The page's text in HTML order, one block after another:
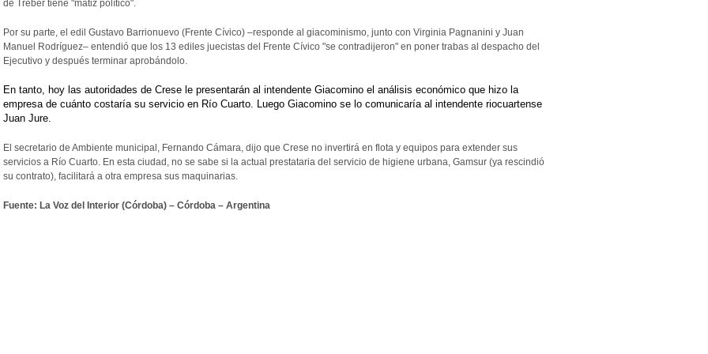
de Treber tiene "matiz político".
Por su parte, el edil Gustavo Barrionuevo (Frente Cívico) –responde al giacominismo, junto con Virginia Pagnanini y Juan
Manuel Rodríguez– entendió que los 13 ediles juecistas del Frente Cívico "se contradijeron" en poner trabas al despacho del
Ejecutivo y después terminar aprobándolo.
En tanto, hoy las autoridades de Crese le presentarán al intendente Giacomino el análisis económico que hizo la
empresa de cuánto costaría su servicio en Río Cuarto. Luego Giacomino se lo comunicaría al intendente riocuartense
Juan Jure.
El secretario de Ambiente municipal, Fernando Cámara, dijo que Crese no invertirá en flota y equipos para extender sus
servicios a Río Cuarto. En esta ciudad, no se sabe si la actual prestataria del servicio de higiene urbana, Gamsur (ya rescindió
su contrato), facilitará a otra empresa sus maquinarias.
Fuente: La Voz del Interior (Córdoba) – Córdoba – Argentina